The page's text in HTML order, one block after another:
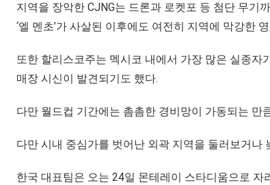
지역을 장악한 CJNG는 드론과 로켓포 등 첨단 무기
‘엘 멘초’가 사살된 이후에도 여전히 지역에 막강한
또한 할리스코주는 멕시코 내에서 가장 많은 실종
매장 시신이 발견되기도 했다.
다만 월드컵 기간에는 촘촘한 경비망이 가동되는 만
다만 시내 중심가를 벗어난 외곽 지역을 둘러보거나
한국 대표팀은 오는 24일 몬테레이 스타디움으로